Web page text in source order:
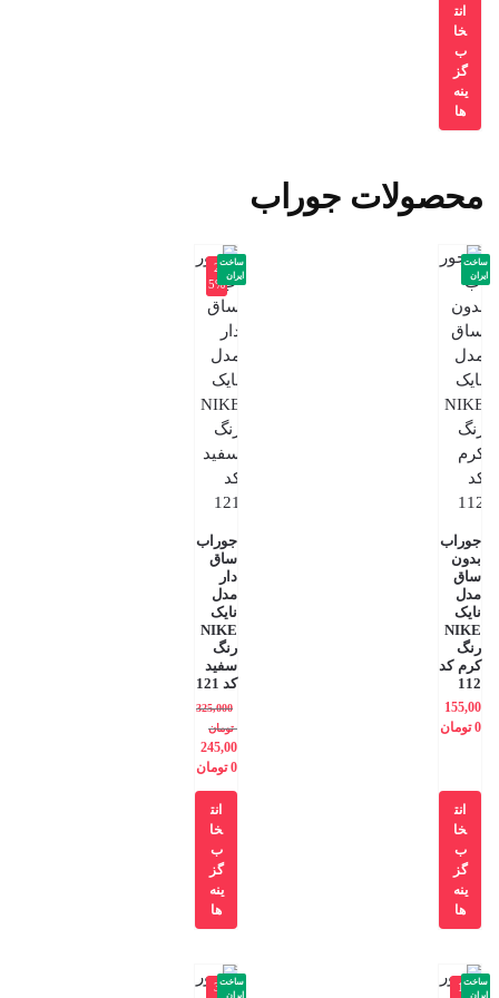
انت
خا
ب
گز
ینه
ها
محصولات جوراب
جوراب
بدون
ساق
مدل
نایک
NIKE
رنگ
کرم کد
112
155,00
0 تومان
ساخت
ایران
انت
خا
ب
گز
ینه
ها
-2
5%
جوراب
ساق
دار
مدل
نایک
NIKE
رنگ
سفید
کد 121
325,000
تومان
245,00
0 تومان
ساخت
ایران
انت
خا
ب
گز
ینه
ها
-1ساخت
ایران
-3ساخت
ایران